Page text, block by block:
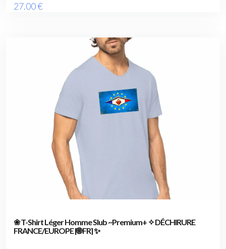
27.00€
❀ T-Shirt Léger Homme Slub ~Premium+ ✧ DÉCHIRURE
FRANCE/EUROPE [🌐 FR] ✨